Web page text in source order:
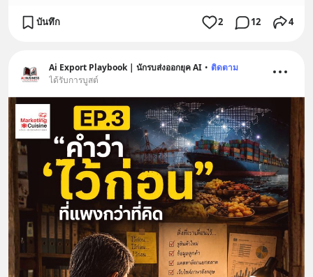
บันทึก 2 12 4
Ai Export Playbook | นักรบส่งออกยุค AI • ติดตาม
ได้รับการบูสต์